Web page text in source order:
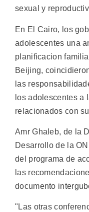
sexual y
En El Cairo, los
adolescentes una
planificacion
Beijing,
las
los adolescentes a
relacionados con
Amr Ghaleb, de la
Desarrollo de la
del programa de
las
documento
"Las otras